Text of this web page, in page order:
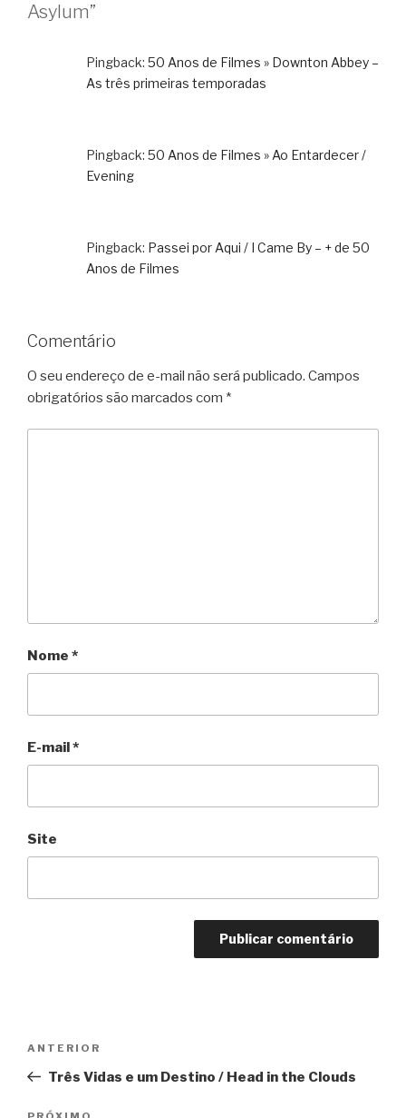
Asylum”
Pingback: 50 Anos de Filmes » Downton Abbey –
As três primeiras temporadas
Pingback: 50 Anos de Filmes » Ao Entardecer /
Evening
Pingback: Passei por Aqui / I Came By – + de 50
Anos de Filmes
Comentário
O seu endereço de e-mail não será publicado. Campos
obrigatórios são marcados com *
Nome *
E-mail*
Site
Post
Anterior
ANTERIOR
Três Vidas e um Destino / Head in the Clouds